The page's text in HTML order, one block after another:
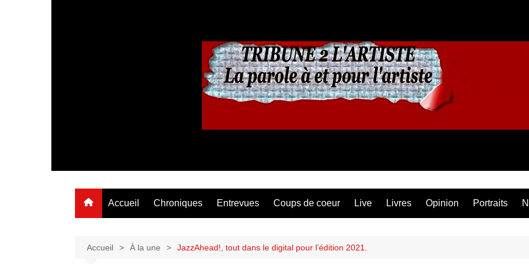
Accueil Chroniques Entrevues Coups de coeur Live Livres Opinion Portraits
Accueil À la une JazzAhead!, tout dans le digital pour l’édition 2021.